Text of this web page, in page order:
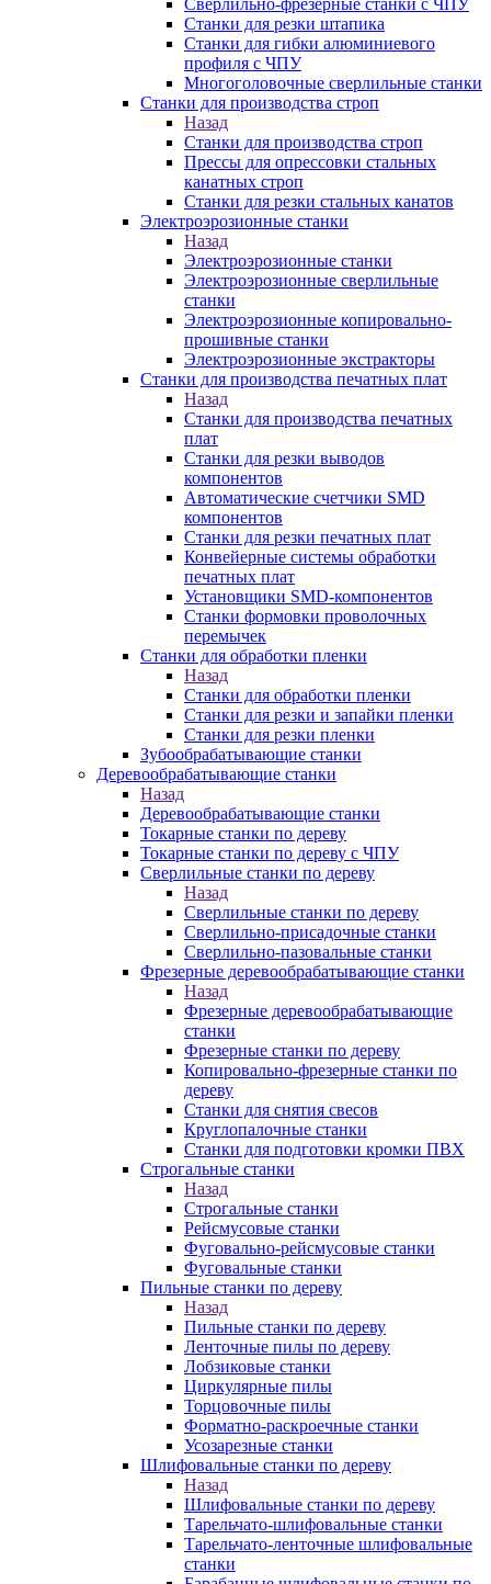
Сверлильно-фрезерные станки с ЧПУ
Станки для резки штапика
Станки для гибки алюминиевого
профиля с ЧПУ
Многоголовочные сверлильные станки
Станки для производства строп
Назад
Станки для производства строп
Прессы для опрессовки стальных
канатных строп
Станки для резки стальных канатов
Электроэрозионные станки
Назад
Электроэрозионные станки
Электроэрозионные сверлильные
станки
Электроэрозионные копировально-
прошивные станки
Электроэрозионные экстракторы
Станки для производства печатных плат
Назад
Станки для производства печатных
плат
Станки для резки выводов
компонентов
Автоматические счетчики SMD
компонентов
Станки для резки печатных плат
Конвейерные системы обработки
печатных плат
Установщики SMD-компонентов
Станки формовки проволочных
перемычек
Станки для обработки пленки
Назад
Станки для обработки пленки
Станки для резки и запайки пленки
Станки для резки пленки
Зубообрабатывающие станки
Деревообрабатывающие станки
Назад
Деревообрабатывающие станки
Токарные станки по дереву
Токарные станки по дереву с ЧПУ
Сверлильные станки по дереву
Назад
Сверлильные станки по дереву
Сверлильно-присадочные станки
Сверлильно-пазовальные станки
Фрезерные деревообрабатывающие станки
Назад
Фрезерные деревообрабатывающие
станки
Фрезерные станки по дереву
Копировально-фрезерные станки по
дереву
Станки для снятия свесов
Круглопалочные станки
Станки для подготовки кромки ПВХ
Строгальные станки
Назад
Строгальные станки
Рейсмусовые станки
Фуговально-рейсмусовые станки
Фуговальные станки
Пильные станки по дереву
Назад
Пильные станки по дереву
Ленточные пилы по дереву
Лобзиковые станки
Циркулярные пилы
Торцовочные пилы
Форматно-раскроечные станки
Усозарезные станки
Шлифовальные станки по дереву
Назад
Шлифовальные станки по дереву
Тарельчато-шлифовальные станки
Тарельчато-ленточные шлифовальные
станки